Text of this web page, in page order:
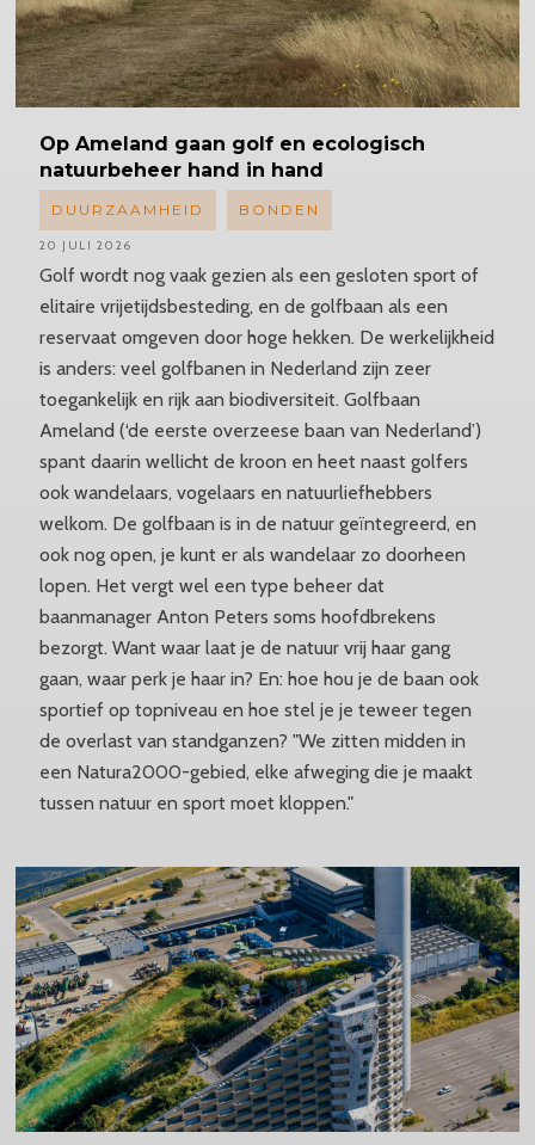
Op Ameland gaan golf en ecologisch
natuurbeheer hand in hand
Golf wordt nog vaak gezien als een gesloten sport of
elitaire vrijetijdsbesteding, en de golfbaan als een
reservaat omgeven door hoge hekken. De werkelijkheid
is anders: veel golfbanen in Nederland zijn zeer
toegankelijk en rijk aan biodiversiteit. Golfbaan
Ameland (‘de eerste overzeese baan van Nederland’)
spant daarin wellicht de kroon en heet naast golfers
ook wandelaars, vogelaars en natuurliefhebbers
welkom. De golfbaan is in de natuur geïntegreerd, en
ook nog open, je kunt er als wandelaar zo doorheen
lopen. Het vergt wel een type beheer dat
baanmanager Anton Peters soms hoofdbrekens
bezorgt. Want waar laat je de natuur vrij haar gang
gaan, waar perk je haar in? En: hoe hou je de baan ook
sportief op topniveau en hoe stel je je teweer tegen
de overlast van standganzen? "We zitten midden in
een Natura2000-gebied, elke afweging die je maakt
tussen natuur en sport moet kloppen."
DUURZAAMHEID BONDEN
20 JULI 2026